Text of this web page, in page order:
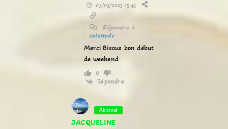
03/03/2023 15:45
Répondre à
colettedc
Merci Bisous bon début
de weekend
0
Répondre
Abonné
JACQUELINE